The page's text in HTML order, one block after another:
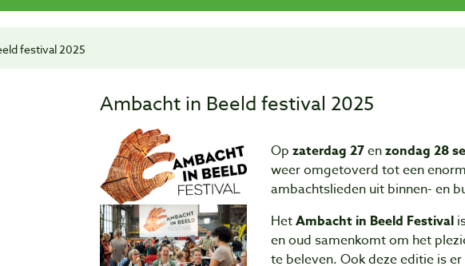
festival 2025
Ambacht in Beeld festival 2025
Op zaterdag 27enzondag 28
weer omgetoverd tot een
ambachtslieden uit binnen- en
HetAmbacht in Beeld Festival
en oud samenkomt om het
te beleven. Ook deze editie is